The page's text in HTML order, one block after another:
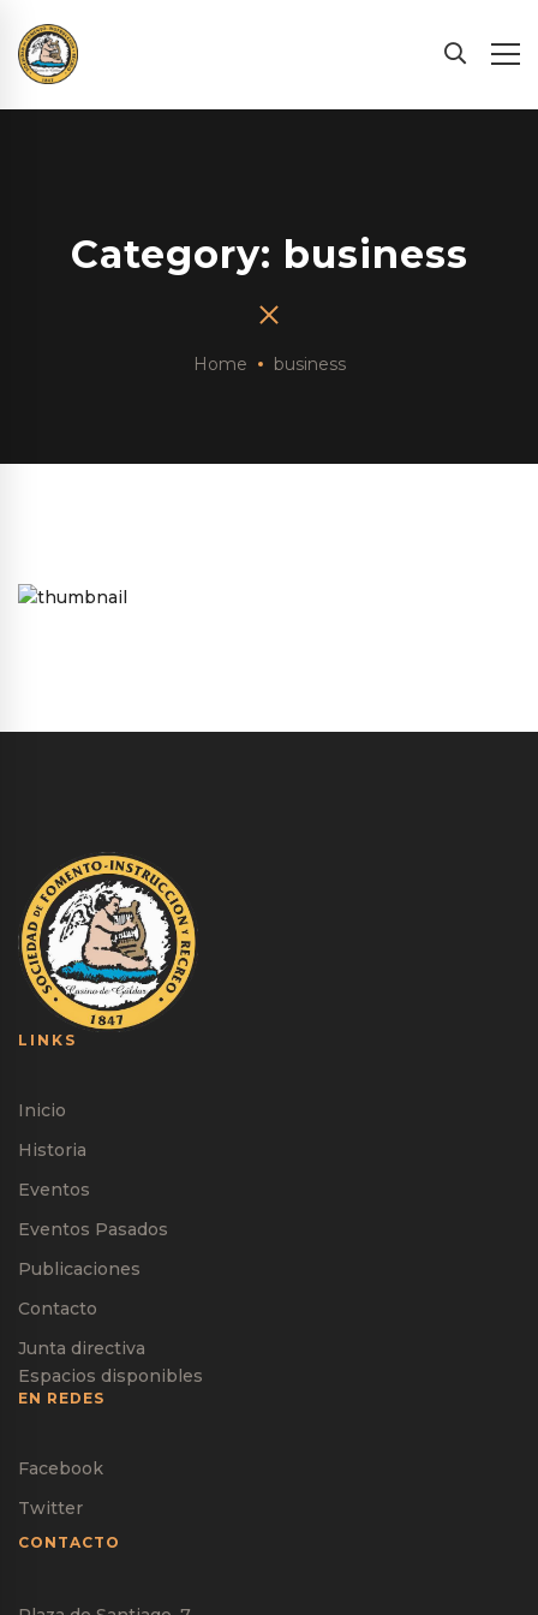
Category: business
Home business
LINKS
Inicio
Historia
Eventos
Eventos Pasados
Publicaciones
Contacto
Junta directiva
Espacios disponibles
EN REDES
Facebook
Twitter
CONTACTO